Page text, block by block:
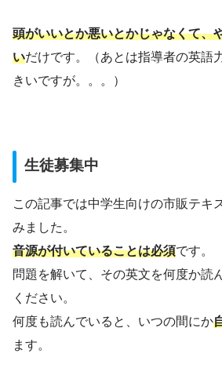
頭がいいとか悪いとかじゃなくて、
いだけです。（あとは指導者の英語
きいですが。。。）
生徒募集中
この記事では中学生向けの市販テキ
みました。
音源が付いていることは必須です。
問題を解いて、その英文を何度か読
ください。
何度も読んでいると、いつの間にか
ます。